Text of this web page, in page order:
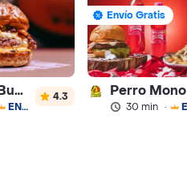
Hat Trick Burgers
ENVÍO GRATIS
4.3
Envío Gratis
Perro Mono
30 min ·